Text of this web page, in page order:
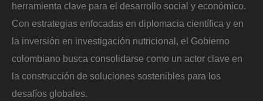
herramienta clave para el desarrollo social y económico.
Con estrategias enfocadas en diplomacia científica y en
la inversión en investigación nutricional, el Gobierno
colombiano busca consolidarse como un actor clave en
la construcción de soluciones sostenibles para los
desafíos globales.